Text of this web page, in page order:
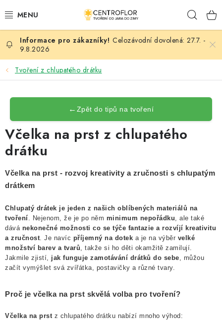
na
SEZÓNNÍ TVOŘENÍ
DŘEVĚNÉ VÝROBKY
PLACKY A MAGNETKY
VŠE PRO TVOŘENÍ
KVĚTINY A LISTY
NOVINKY
TIPY NA TVOŘENÍ
Hodnocení obchodu
Obchodní podmínky
Celozávodní dovolená: 27.7. -
9.8.2026
Tvoření z chlupatého drátku
← Zpět do tipů na tvoření
Včelka na prst z chlupatého
drátku
Včelka na prst - rozvoj kreativity a zručnosti s chlupatým
drátkem
Chlupatý drátek je jeden z našich oblíbených materiálů na
tvoření. Nejenom, že je po něm minimum nepořádku, ale také
dává nekonečné možnosti co se týče fantazie a rozvíjí kreativitu
a zručnost. Je navíc příjemný na dotek a je na výběr velké
množství barev a tvarů, takže si ho děti okamžitě zamilují.
Jakmile zjistí, jak funguje zamotávání drátků do sebe, můžou
začít vymýšlet svá zvířátka, postavičky a různé tvary.
Proč je včelka na prst skvělá volba pro tvoření?
Včelka na prstz chlupatého drátku nabízí mnoho výhod: